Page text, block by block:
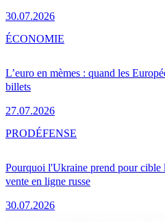
30.07.2026
L’euro en mèmes : quand les
billets
27.07.2026
ÉCONOMIE
Pourquoi l'Ukraine prend pour cible
vente en ligne russe
30.07.2026
PRODÉFENSE